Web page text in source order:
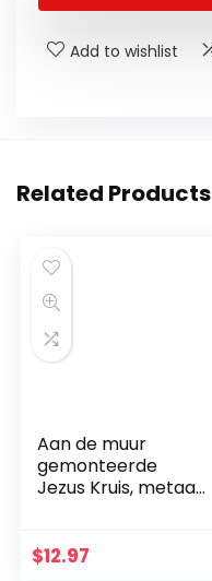
Add to wishlist
Related Products
Aan de muur
gemonteerde
Jezus Kruis, metaal
muurhanger,
$12.97